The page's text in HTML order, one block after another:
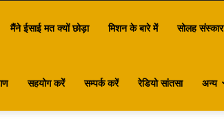
मैंने ईसाई मत क्यों छोड़ा मिशन के बारे में सोलह संस्कार
सहयोग करें सम्पर्क करें रेडियो सांतसा अन्य